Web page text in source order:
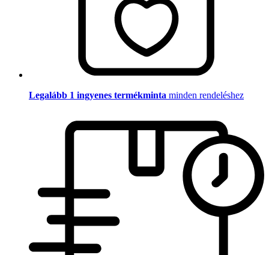
Legalább 1 ingyenes termékminta minden rendeléshez